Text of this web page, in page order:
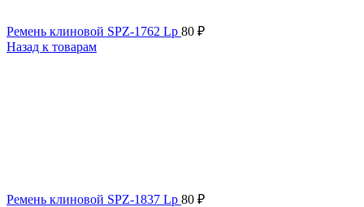
Ремень клиновой SPZ-1762 Lp 80 ₽
Назад к товарам
Ремень клиновой SPZ-1837 Lp 80 ₽